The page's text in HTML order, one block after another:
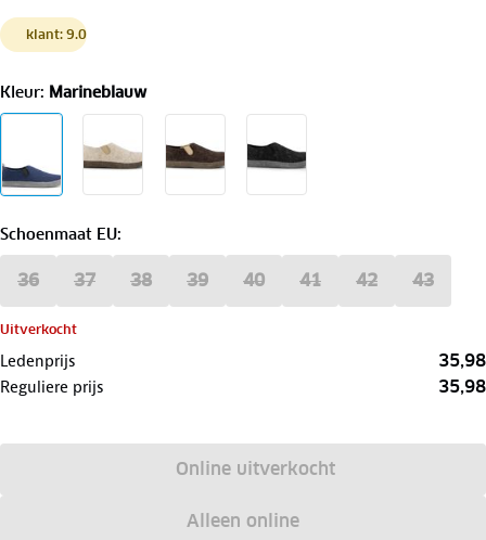
klant: 9.0
Kleur: Marineblauw
Schoenmaat EU:
36 37 38 39 40 41 42 43
Uitverkocht
Ledenprijs 35,98
Reguliere prijs 35,98
Online uitverkocht
Alleen online